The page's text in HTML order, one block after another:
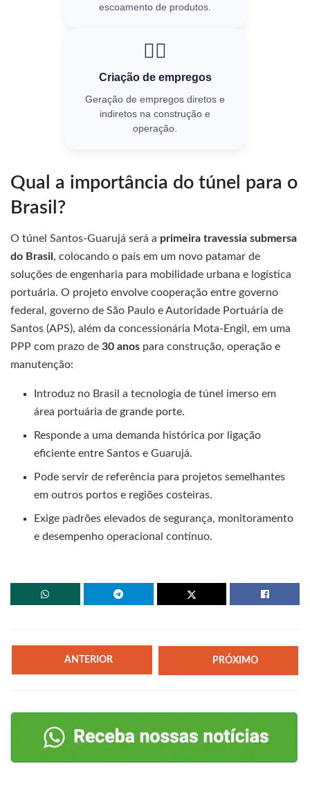
escoamento de produtos.
👷‍♂️
Criação de empregos
Geração de empregos diretos e
indiretos na construção e
operação.
Qual a importância do túnel para o
Brasil?
O túnel Santos-Guarujá será a primeira travessia submersa
do Brasil , colocando o país em um novo patamar de
soluções de engenharia para mobilidade urbana e logística
portuária. O projeto envolve cooperação entre governo
federal, governo de São Paulo e Autoridade Portuária de
Santos (APS), além da concessionária Mota-Engil, em uma
PPP com prazo de 30 anos para construção, operação e
manutenção:
Introduz no Brasil a tecnologia de túnel imerso em
área portuária de grande porte.
Responde a uma demanda histórica por ligação
eficiente entre Santos e Guarujá.
Pode servir de referência para projetos semelhantes
em outros portos e regiões costeiras.
Exige padrões elevados de segurança, monitoramento
e desempenho operacional contínuo.
ANTERIOR PRÓXIMO